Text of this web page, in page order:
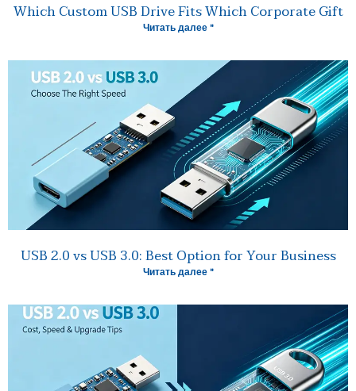
Which Custom USB Drive Fits Which Corporate Gift
Читать далее "
USB 2.0 vs USB 3.0: Best Option for Your Business
Читать далее "